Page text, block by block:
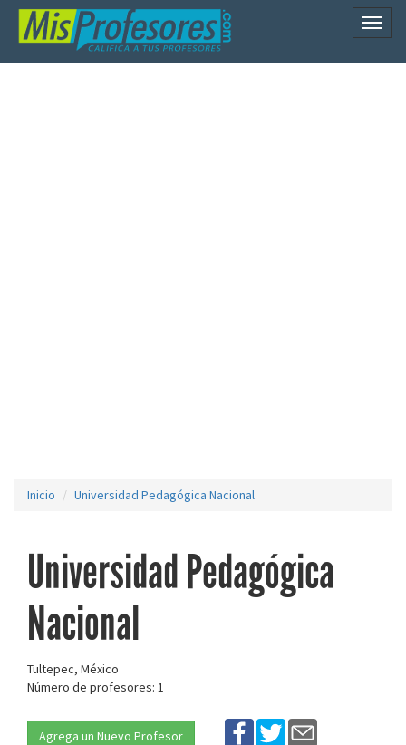
Inicio Universidad Pedagógica Nacional
Universidad Pedagógica
Nacional
Tultepec, México
Número de profesores: 1
Agrega un Nuevo Profesor